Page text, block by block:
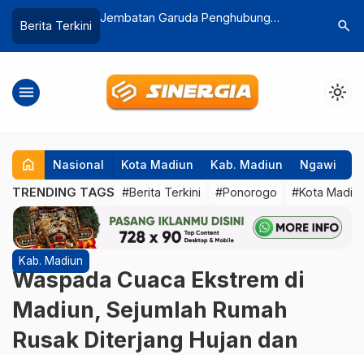
Berita Terkini
4 Orang Meninggal Dunia, Dinkes
DBD
Jasa
Ekspres
search
menu light_mode
home Nasional Kota Madiun Kab. Madiun Ngawi
TRENDING TAGS #Berita Terkini #Ponorogo #Kota
Kab. Madiun
Waspada Cuaca Ekstrem di
Madiun, Sejumlah Rumah
Rusak Diterjang Hujan dan